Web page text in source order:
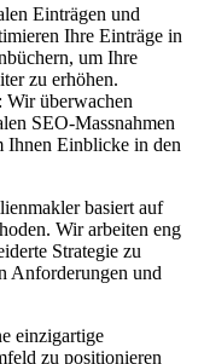
Einträgen und
Ihre Einträge in
um Ihre
zu erhöhen.
Wir überwachen
SEO-Massnahmen
Ihnen Einblicke in den
basiert auf
Wir arbeiten eng
Strategie zu
Anforderungen und
einzigartige
zu positionieren